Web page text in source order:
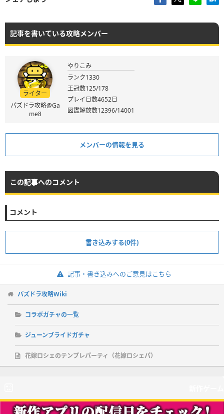
記事を書いている攻略メンバー
ライター
パズドラ攻略@Ga
me8
やりこみ
ランク1330
王冠数125/178
プレイ日数4652日
図鑑解放数12396/14001
メンバーの情報を見る
この記事へのコメント
コメント
書き込みする(0件)
記事・書き込みへのご意見はこちら
パズドラ攻略Wiki
コラボガチャの一覧
ジューンブライドガチャ
花嫁ロシェのテンプレパーティ（花嫁ロシェパ）